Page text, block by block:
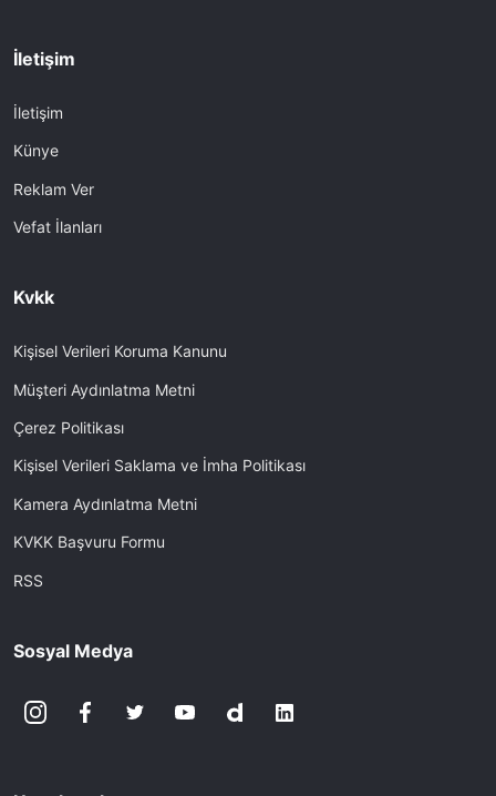
İletişim
İletişim
Künye
Reklam Ver
Vefat İlanları
Kvkk
Kişisel Verileri Koruma Kanunu
Müşteri Aydınlatma Metni
Çerez Politikası
Kişisel Verileri Saklama ve İmha Politikası
Kamera Aydınlatma Metni
KVKK Başvuru Formu
RSS
Sosyal Medya